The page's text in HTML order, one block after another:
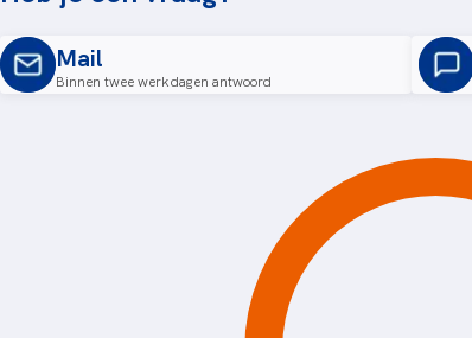
Mail
Binnen twee werkdagen antwoord